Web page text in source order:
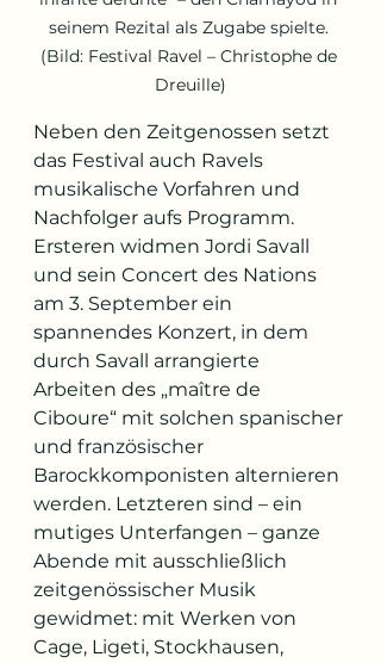
seinem Rezital als Zugabe spielte.
(Bild: Festival Ravel – Christophe de
Dreuille)
Neben den Zeitgenossen setzt
das Festival auch Ravels
musikalische Vorfahren und
Nachfolger aufs Programm.
Ersteren widmen Jordi Savall
und sein Concert des Nations
am 3. September ein
spannendes Konzert, in dem
durch Savall arrangierte
Arbeiten des „maître de
Ciboure“ mit solchen spanischer
und französischer
Barockkomponisten alternieren
werden. Letzteren sind – ein
mutiges Unterfangen – ganze
Abende mit ausschließlich
zeitgenössischer Musik
gewidmet: mit Werken von
Cage, Ligeti, Stockhausen,